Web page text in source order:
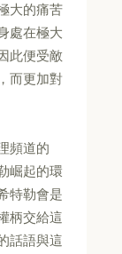
大的痛苦
處在極大
此便受敵
而更加對
頻道的
崛起的環
特勒會是
柄交給這
話語與這